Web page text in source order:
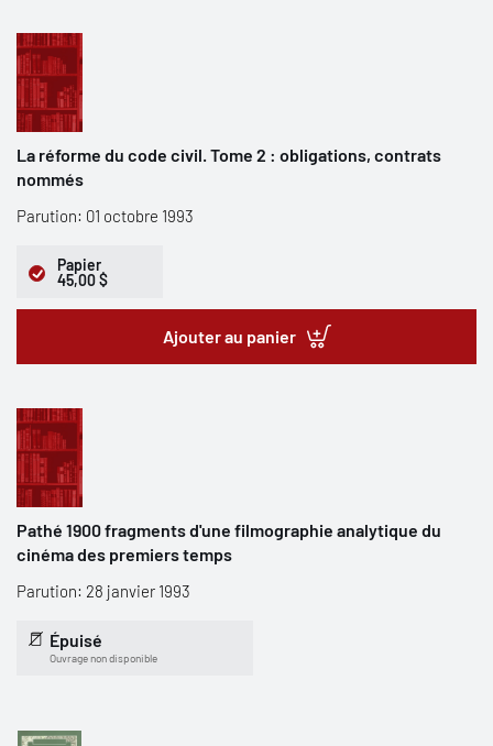
La réforme du code civil. Tome 2 : obligations, contrats
nommés
Parution: 01 octobre 1993
Papier
45,00 $
Ajouter au panier
Pathé 1900 fragments d'une filmographie analytique du
cinéma des premiers temps
Parution: 28 janvier 1993
Épuisé
Ouvrage non disponible